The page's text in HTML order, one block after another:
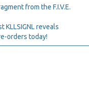
from the F.I.V.E.
reveals
orders today!